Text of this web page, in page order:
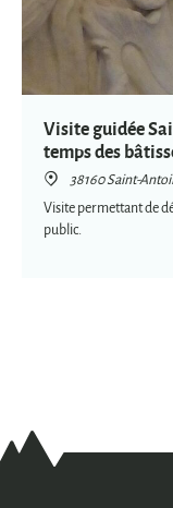
Visite guidée
temps des
38160 Saint-
Visite permettant de
public.